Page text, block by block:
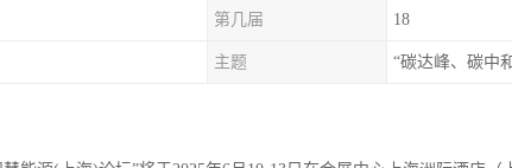
第几届 18
主题 “碳达峰、碳中